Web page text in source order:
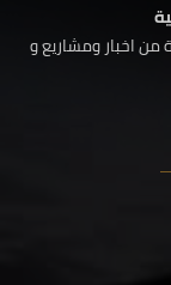
اخبار ومشاريع و